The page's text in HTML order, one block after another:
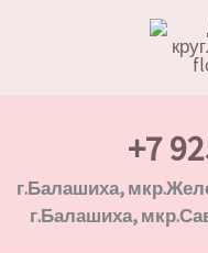
+7
г.Балашиха,
г.Балашиха,